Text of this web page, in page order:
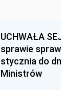
UCHWAŁA
sprawie
stycznia do
Ministrów